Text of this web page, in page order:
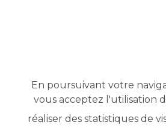
En poursuivant votre
vous acceptez l'utilisation
réaliser des statistiques de